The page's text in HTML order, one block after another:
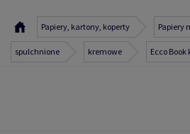
Papiery, kartony, koperty Papiery
spulchnione kremowe Ecco